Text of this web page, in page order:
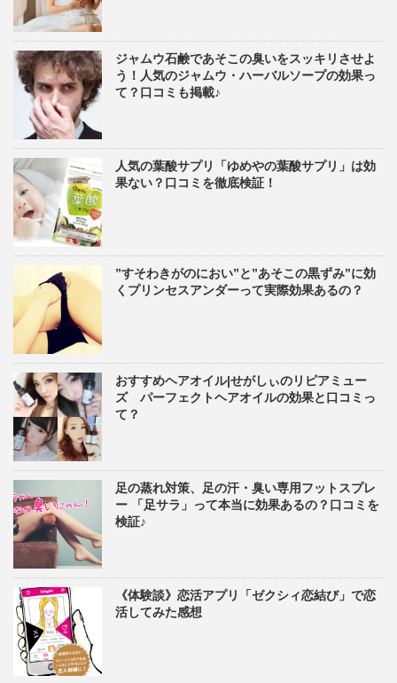
ジャムウ石鹸であそこの臭いをスッキリさせよ
う！人気のジャムウ・ハーバルソープの効果っ
て？口コミも掲載♪
人気の葉酸サプリ「ゆめやの葉酸サプリ」は効
果ない？口コミを徹底検証！
”すそわきがのにおい”と”あそこの黒ずみ”に効
くプリンセスアンダーって実際効果あるの？
おすすめヘアオイル|せがしぃのリピアミュー
ズ パーフェクトヘアオイルの効果と口コミっ
て？
足の蒸れ対策、足の汗・臭い専用フットスプレ
ー 「足サラ」って本当に効果あるの？口コミを
検証♪
《体験談》恋活アプリ「ゼクシィ恋結び」で恋
活してみた感想